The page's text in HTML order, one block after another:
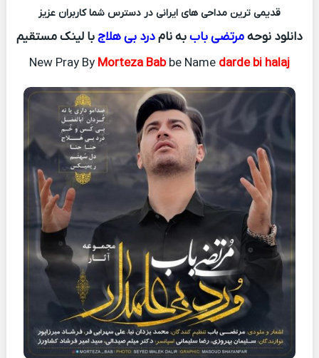
قدیمی ترین مداحی های ایرانی در دسترس شما کاربران عزیز
دانلود نوحهمرتضی باببه نامدرد بی هلاجبا لینک مستقیم
New Pray By Morteza Babbe Name darde bi halaj